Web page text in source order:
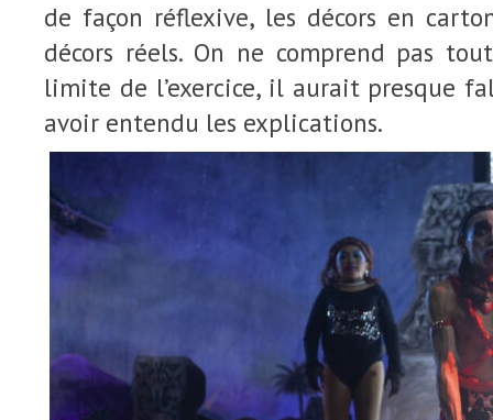
de façon réflexive, les décors en
décors réels. On ne comprend pas
limite de l’exercice, il aurait presque
avoir entendu les explications.